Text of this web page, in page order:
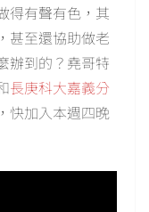
得有聲有色，其
甚至還協助做老
辦到的？堯哥特
長庚科大嘉義分
快加入本週四晚